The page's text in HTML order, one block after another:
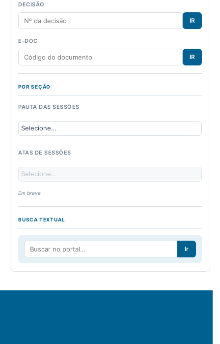
DECISÃO
IR
E-DOC
IR
POR SEÇÃO
PAUTA DAS SESSÕES
ATAS DE SESSÕES
Em breve
BUSCA TEXTUAL
Ir